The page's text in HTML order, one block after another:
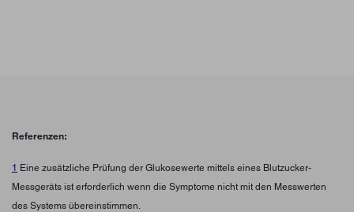
Referenzen:
1 Eine zusätzliche Prüfung der Glukosewerte mittels eines Blutzucker-
Messgeräts ist erforderlich wenn die Symptome nicht mit den Messwerten
des Systems übereinstimmen.